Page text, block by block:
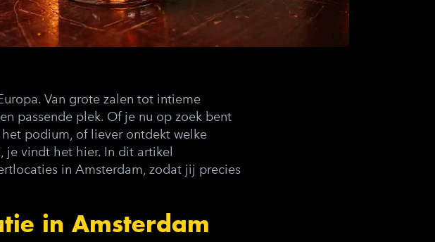
Van grote zalen tot intieme
passende plek. Of je nu op zoek bent
podium, of liever ontdekt welke
je vindt het hier. In dit artikel
in Amsterdam, zodat jij precies
in Amsterdam